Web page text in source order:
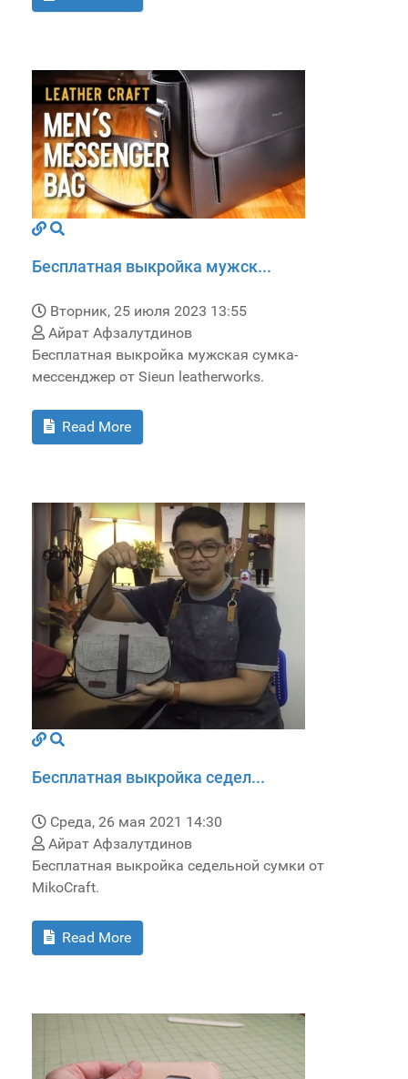
Бесплатная выкройка мужск...
Вторник, 25 июля 2023 13:55
Айрат Афзалутдинов
Бесплатная выкройка мужская сумка-
мессенджер от Sieun leatherworks.
Read More
Бесплатная выкройка седел...
Среда, 26 мая 2021 14:30
Айрат Афзалутдинов
Бесплатная выкройка седельной сумки от
MikoCraft.
Read More